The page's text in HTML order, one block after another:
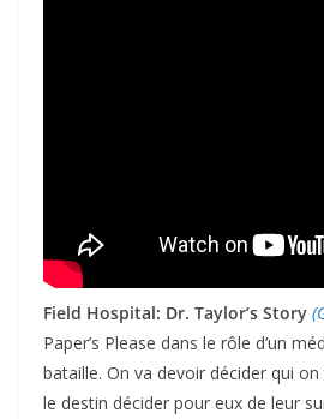
Field Hospital: Dr. Taylor’s Story
Paper’s Please dans le rôle d’un
bataille. On va devoir décider qui
le destin décider pour eux de leur